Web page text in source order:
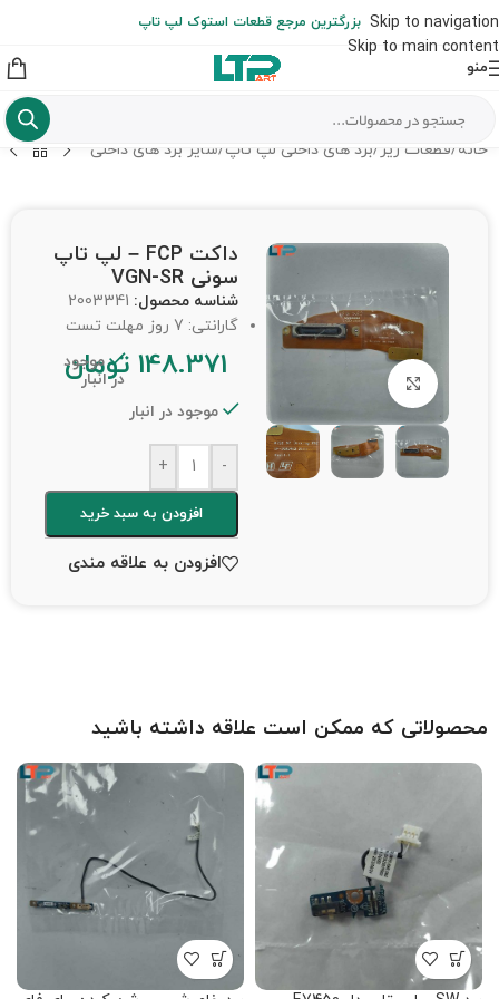
Skip to navigation
Skip to main content
از شهرستان به عهده مشتری است)
بزرگترین مرجع قطعات استوک لپ تاپ
منو
خانه /قطعات ریز /برد های داخلی لپ تاپ/سایر برد های داخلی
برای بزرگنمایی کلیک کنید
داکت FCP – لپ تاپ
سونی VGN-SR
شناسه محصول: 2003341
گارانتی: 7 روز مهلت تست
148.371 تومان
موجود
در انبار
موجود در انبار
-
+
افزودن به سبد خرید
افزودن به علاقه مندی
محصولاتی که ممکن است علاقه داشته باشید